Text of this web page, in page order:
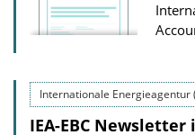
Internationale Energieagentur
IEA-EBC